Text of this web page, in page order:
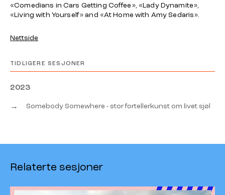
«Comedians in Cars Getting Coffee», «Lady Dynamite»,
«Living with Yourself» and «At Home with Amy Sedaris».
Nettside
TIDLIGERE SESJONER
2023
→ Somebody Somewhere - stor fortellerkunst om livet sjøl
Relaterte sesjoner